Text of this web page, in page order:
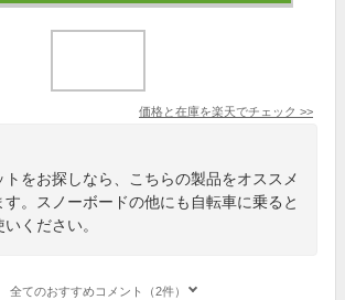
価格と在庫を楽天でチェック >>
をお探しなら、こちらの製品をオススメ
す。スノーボードの他にも自転車に乗ると
ください。
全てのおすすめコメント（2件）